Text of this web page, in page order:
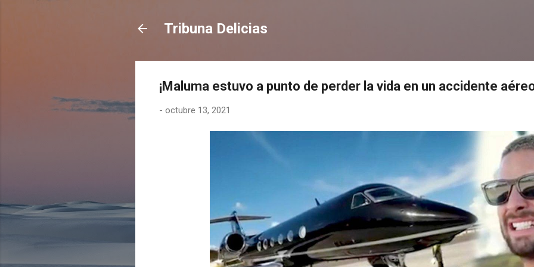
Tribuna Delicias
¡Maluma estuvo a punto de perder la vida en un accidente
- octubre 13, 2021